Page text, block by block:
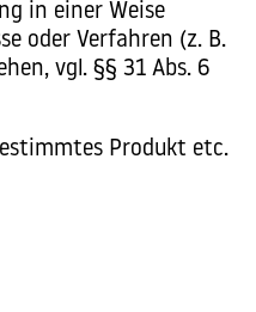
in einer Weise
oder Verfahren (z. B.
vgl. §§ 31 Abs. 6
Produkt etc.